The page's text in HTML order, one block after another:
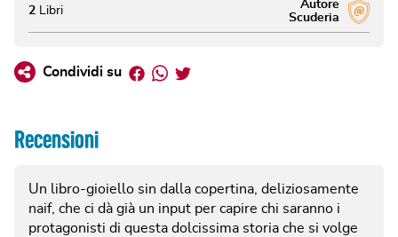
Autore
Scuderia
2 Libri
Condividi su Facebook
Whatsapp
Twitter
Recensioni
Un libro-gioiello sin dalla copertina, deliziosamente
naif, che ci dà già un input per capire chi saranno i
protagonisti di questa dolcissima storia che si volge